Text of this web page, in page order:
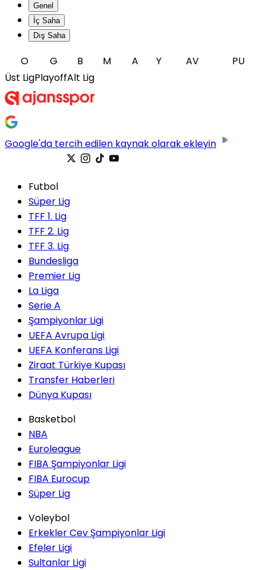
Genel
İç Saha
Dış Saha
O G B M A Y AV
PU
Üst LigPlayoffAlt Lig
Google'da tercih edilen kaynak olarak ekleyin
Futbol
Süper Lig
TFF 1. Lig
TFF 2. Lig
TFF 3. Lig
Bundesliga
Premier Lig
La Liga
Serie A
Şampiyonlar Ligi
UEFA Avrupa Ligi
UEFA Konferans Ligi
Ziraat Türkiye Kupası
Transfer Haberleri
Dünya Kupası
Basketbol
NBA
Euroleague
FIBA Şampiyonlar Ligi
FIBA Eurocup
Süper Lig
Voleybol
Erkekler Cev Şampiyonlar Ligi
Efeler Ligi
Sultanlar Ligi